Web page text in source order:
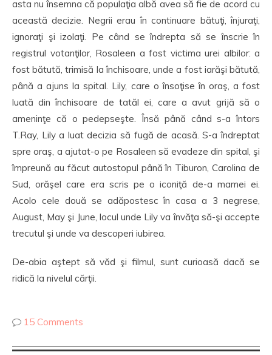
asta nu însemna că populaţia albă avea să fie de acord cu
această decizie. Negrii erau în continuare bătuţi, înjuraţi,
ignoraţi şi izolaţi. Pe când se îndrepta să se înscrie în
registrul votanţilor, Rosaleen a fost victima urei albilor: a
fost bătută, trimisă la închisoare, unde a fost iarăşi bătută,
până a ajuns la spital. Lily, care o însoţise în oraş, a fost
luată din închisoare de tatăl ei, care a avut grijă să o
ameninţe că o pedepseşte. Însă până când s-a întors
T.Ray, Lily a luat decizia să fugă de acasă. S-a îndreptat
spre oraş, a ajutat-o pe Rosaleen să evadeze din spital, şi
împreună au făcut autostopul până în Tiburon, Carolina de
Sud, orăşel care era scris pe o iconiţă de-a mamei ei.
Acolo cele două se adăpostesc în casa a 3 negrese,
August, May şi June, locul unde Lily va învăţa să-şi accepte
trecutul şi unde va descoperi iubirea.
De-abia aştept să văd şi filmul, sunt curioasă dacă se
ridică la nivelul cărţii.
15 Comments